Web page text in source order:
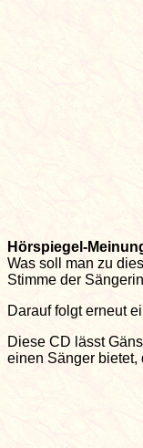
Hörspiegel-
Was soll man zu
Stimme der
Darauf folgt erneut
Diese CD lässt
einen Sänger bietet,